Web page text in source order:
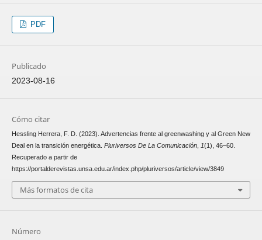
PDF
Publicado
2023-08-16
Cómo citar
Hessling Herrera, F. D. (2023). Advertencias frente al greenwashing y al Green New
Deal en la transición energética. Pluriversos De La Comunicación, 1(1), 46–60.
Recuperado a partir de
https://portalderevistas.unsa.edu.ar/index.php/pluriversos/article/view/3849
Más formatos de cita
Número